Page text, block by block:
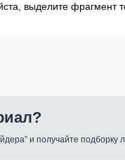
выделите фрагмент
и получайте